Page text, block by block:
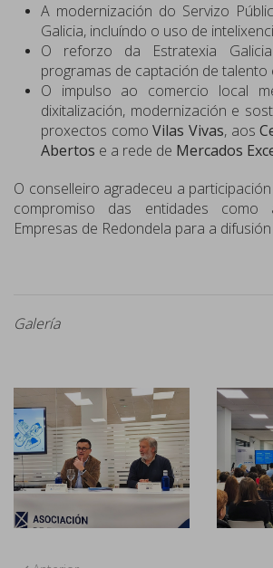
A modernización do Servizo
Galicia, incluíndo o uso de
O reforzo da Estratexia
programas de captación de talento
O impulso ao comercio local
dixitalización, modernización e
proxectos comoVilas Vivas, aos
Abertos e a rede de Mercados
O conselleiro agradeceu a
compromiso das entidades como
Empresas de Redondela para a
Galería